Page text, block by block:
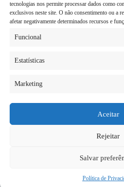
tecnologias nos permite processar dados como
exclusivos neste site. O não consentimento ou a
afetar negativamente determinados recursos e
Funcional
Estatísticas
Marketing
Aceitar
Rejeitar
Salvar
Política de
Quando sabemos quando estamos
alegria, insegurança. Mas isso é
está passando por essa faze, e
27/05/2026
Copyright © 2026 - todos os direitos